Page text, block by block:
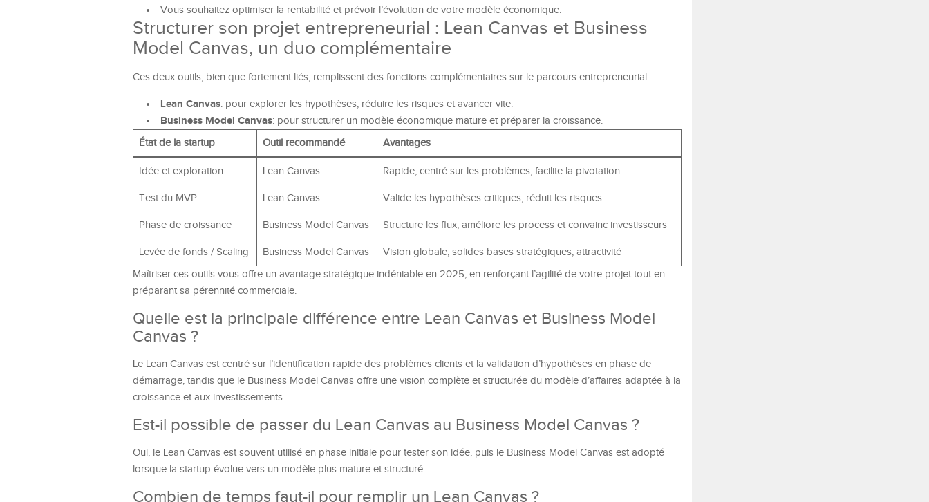
Vous souhaitez optimiser la rentabilité et prévoir l’évolution de votre modèle économique.
Structurer son projet entrepreneurial : Lean Canvas et Business
Model Canvas, un duo complémentaire
Ces deux outils, bien que fortement liés, remplissent des fonctions complémentaires sur le parcours entrepreneurial :
Lean Canvas: pour explorer les hypothèses, réduire les risques et avancer vite.
Business Model Canvas: pour structurer un modèle économique mature et préparer la croissance.
État de la startup
Outil recommandé Avantages
Idée et exploration Lean Canvas Rapide, centré sur les problèmes, facilite la pivotation
Test du MVP Lean Canvas Valide les hypothèses critiques, réduit les risques
Phase de croissance Business Model Canvas Structure les flux, améliore les process et convainc investisseurs
Levée de fonds / Scaling Business Model Canvas
Vision globale, solides bases stratégiques, attractivité
Maîtriser ces outils vous offre un avantage stratégique indéniable en 2025, en renforçant l’agilité de votre projet tout en
préparant sa pérennité commerciale.
Quelle est la principale différence entre Lean Canvas et Business Model
Canvas ?
Le Lean Canvas est centré sur l’identification rapide des problèmes clients et la validation d’hypothèses en phase de
démarrage, tandis que le Business Model Canvas offre une vision complète et structurée du modèle d’affaires adaptée à la
croissance et aux investissements.
Est-il possible de passer du Lean Canvas au Business Model Canvas ?
Oui, le Lean Canvas est souvent utilisé en phase initiale pour tester son idée, puis le Business Model Canvas est adopté
lorsque la startup évolue vers un modèle plus mature et structuré.
Combien de temps faut-il pour remplir un Lean Canvas ?